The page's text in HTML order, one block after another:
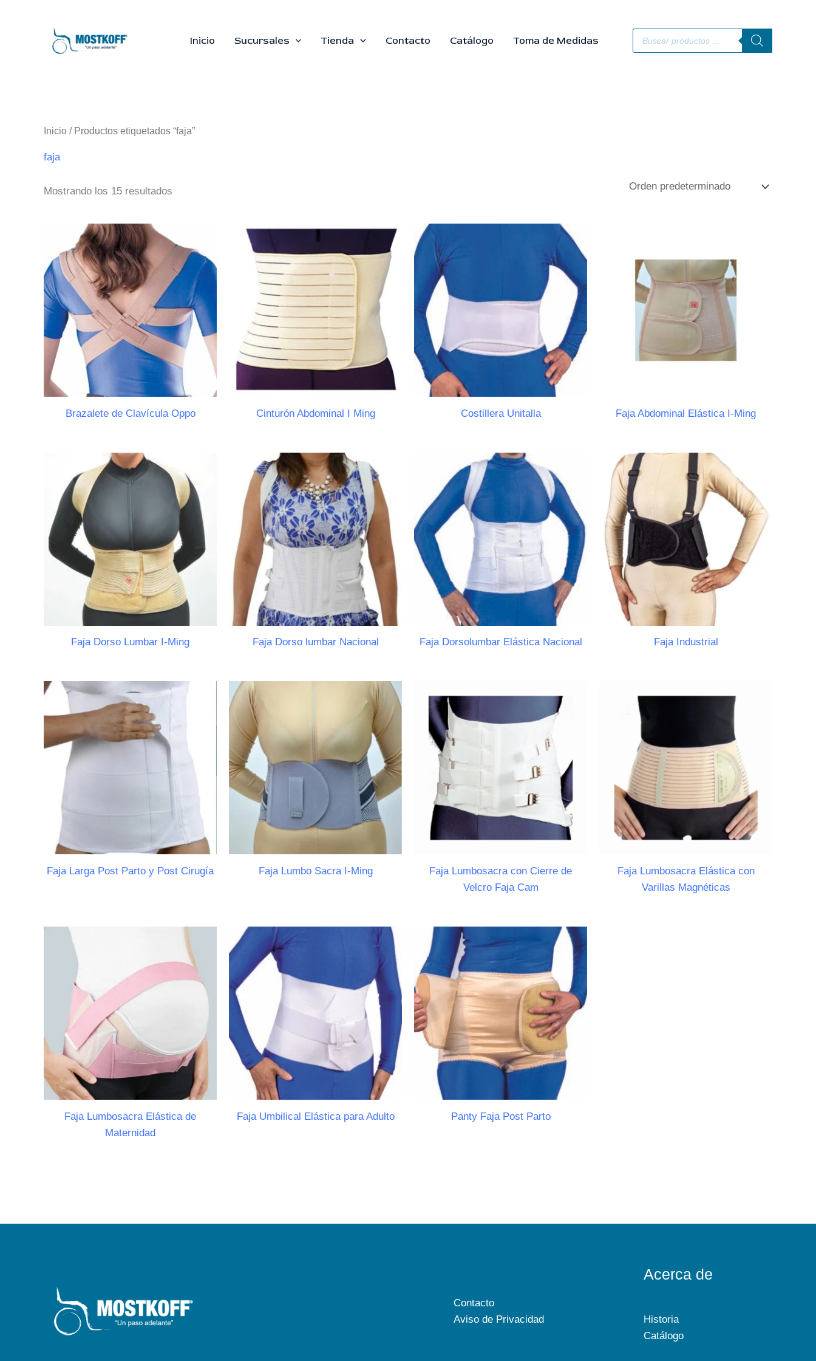
Inicio Sucursales Tienda Contacto Catálogo Toma de Medidas
Búsqueda
Inicio / Productos etiquetados “faja”
faja
Mostrando los 15 resultados
Brazalete de Clavícula Oppo Cinturón Abdominal I Ming Costillera Unitalla Faja Abdominal Elástica I-Ming
Faja Dorso Lumbar I-Ming Faja Dorso lumbar Nacional Faja Dorsolumbar Elástica Nacional Faja Industrial
Faja Larga Post Parto y Post Cirugía Faja Lumbo Sacra I-Ming
Faja Lumbosacra con Cierre de
Velcro Faja Cam
Faja Lumbosacra Elástica con
Varillas Magnéticas
Faja Lumbosacra Elástica de
Maternidad
Faja Umbilical Elástica para Adulto Panty Faja Post Parto
Contacto
Aviso de Privacidad
Acerca de
Historia
Catálogo